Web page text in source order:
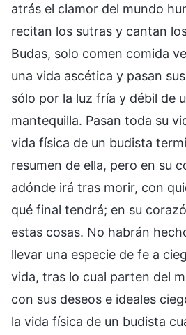
atrás el clamor del mundo
recitan los sutras y cantan
Budas, solo comen comida
una vida ascética y pasan
sólo por la luz fría y débil de
mantequilla. Pasan toda su
vida física de un budista
resumen de ella, pero en su
adónde irá tras morir, con
qué final tendrá; en su
estas cosas. No habrán
llevar una especie de fe a
vida, tras lo cual parten del
con sus deseos e ideales
la vida física de un budista